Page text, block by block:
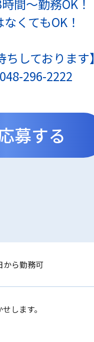
間～勤務OK！
くてもOK！
ちしております】
296-2222
募する
から勤務可
します。